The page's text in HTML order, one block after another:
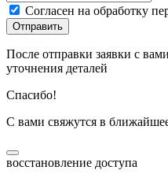
Согласен на обработку
Отправить
После отправки заявки с
уточнения деталей
Спасибо!
С вами свяжутся в
восстановление доступа